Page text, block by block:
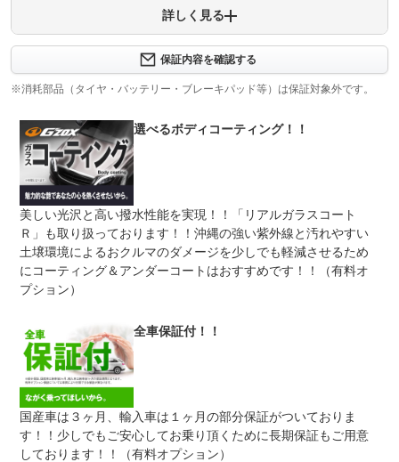
保証内容について問い合わせる
保証項目
計11項目
１エンジン機構 ２動力伝達機構 ３ブレーキ機構 ４ス
テアリング機構 ５前後アクスル機構 ６電子制御機構
７エアコン機構 ８車外装備品 ９車内装備品 １０乗員
修理回数 無制限
上限金額
車両本体価格
●期間内の修理回数に制限はありませんが、累積上限金額
は車両価格の５０％が上限です●対象部品の詳細は、別途
規約に定めるとおりとなります。
免責金
無し
●１年間までのプランには免責金はございません。●長期有
料プランを選択された方は、２年目以降の修理１回に対し
て、１．５万円の免責金を申し受けます。●詳しくはスタ
受付先
お近くのガリバー店舗または修理工場のご案内をいたしま
すので、お気軽にお申し付けください。
法定整備
整備付 法定12ヶ月または法定24ヶ月点検整備付
※車検なし・車検整備付の場合は法定24ヶ月点検整備付
※商用車は6ヶ月または12ヶ月点検整備付
法定整備
について
１．契約後～納車までに法定点検整備を実施致します。
２．車両本体価格に整備代金を含んでおります。３．点検
記録簿が発行されます。※以上、３点は本体価格に含まれ
詳しく見る
保証内容を確認する
※消耗部品（タイヤ・バッテリー・ブレーキパッド等）は保証対象外です。
選べるボディコーティング！！
美しい光沢と高い撥水性能を実現！！「リアルガラスコート
Ｒ」も取り扱っております！！沖縄の強い紫外線と汚れやすい
土壌環境によるおクルマのダメージを少しでも軽減させるため
にコーティング＆アンダーコートはおすすめです！！（有料オ
プション）
全車保証付！！
国産車は３ヶ月、輸入車は１ヶ月の部分保証がついておりま
す！！少しでもご安心してお乗り頂くために長期保証もご用意
しております！！（有料オプション）